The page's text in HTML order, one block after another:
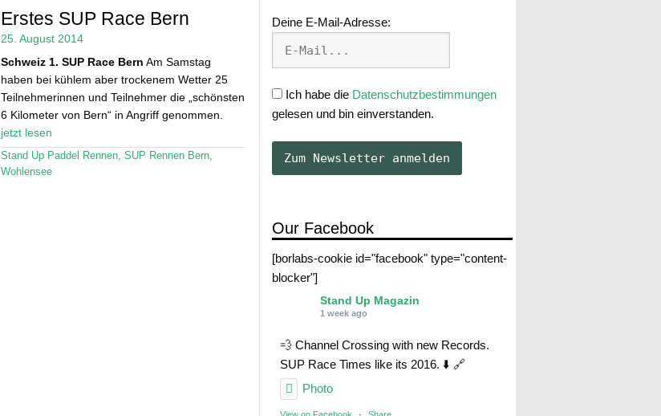
Deine E-Mail-Adresse:
Ich habe die Datenschutzbestimmungen
gelesen und bin einverstanden.
Our Facebook
[borlabs-cookie id="facebook" type="content-
blocker"]
Stand Up Magazin
1 week ago
💨 Channel Crossing with new Records.
SUP Race Times like its 2016. ⬇️ 🔗
Photo
View on Facebook · Share
Erstes SUP Race Bern
25. August 2014
Schweiz 1. SUP Race Bern Am Samstag
haben bei kühlem aber trockenem Wetter 25
Teilnehmerinnen und Teilnehmer die „schönsten
6 Kilometer von Bern“ in Angriff genommen.
jetzt lesen
Stand Up Paddel Rennen, SUP Rennen Bern,
Wohlensee